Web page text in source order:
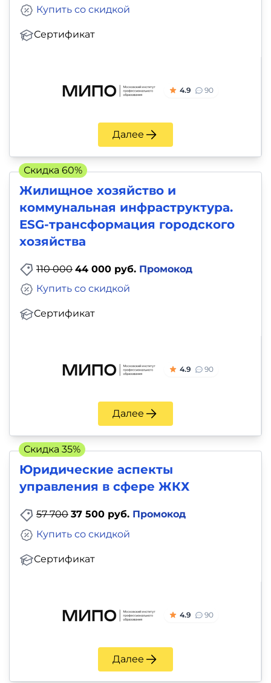
Сертификат
Купить со скидкой
4.9 90
Далее
Жилищное хозяйство и
коммунальная инфраструктура.
ESG-трансформация городского
хозяйства
110 000 44 000 руб. Промокод
Сертификат
Купить со скидкой
4.9 90
Далее
Скидка 60%
Юридические аспекты
управления в сфере ЖКХ
57 700 37 500 руб. Промокод
Сертификат
Купить со скидкой
4.9 90
Далее
Скидка 35%